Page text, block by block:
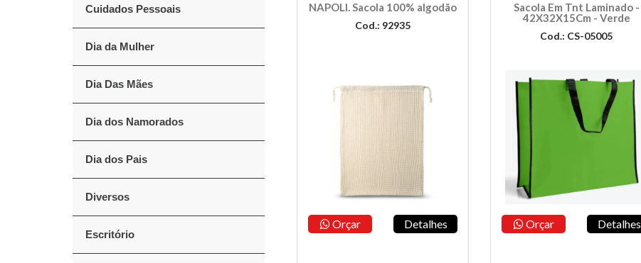
Cuidados Pessoais
Dia da Mulher
Dia Das Mães
Dia dos Namorados
Dia dos Pais
Diversos
Escritório
NAPOLI. Sacola 100% algodão
Cod.: 92935
Orçar Detalhes
Sacola Em Tnt Laminado -
42X32X15Cm - Verde
Cod.: CS-05005
Orçar Detalhes